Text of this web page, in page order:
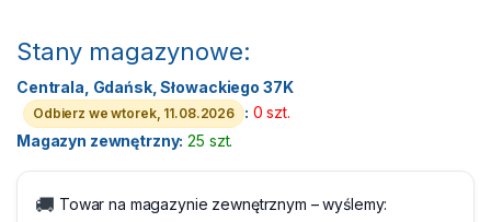
Stany magazynowe:
Centrala, Gdańsk, Słowackiego 37K
Odbierz we wtorek, 11.08.2026 : 0 szt.
Magazyn zewnętrzny: 25 szt.
🚚 Towar na magazynie zewnętrznym – wyślemy: